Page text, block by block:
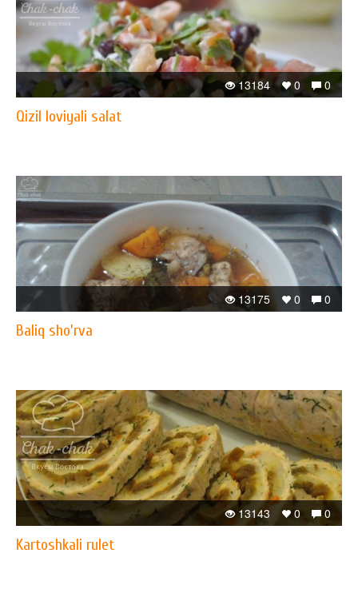
0
0
13184
Qizil loviyali salat
0
0
13175
Baliq sho'rva
0
0
13143
Kartoshkali rulet